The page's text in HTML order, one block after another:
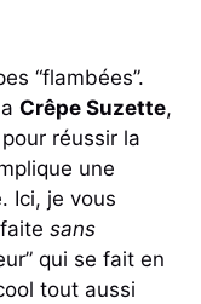
“flambées”.
Crêpe Suzette,
réussir la
une
Ici, je vous
sans
qui se fait en
tout aussi